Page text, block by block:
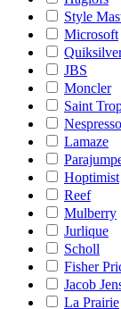
Style
Microsoft
JBS
Moncler
Saint
Nespresso
Lamaze
Hoptimist
Reef
Mulberry
Jurlique
Scholl
Fisher
Jacob
La Prairie